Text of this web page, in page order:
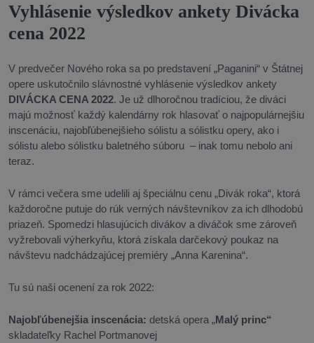
Vyhlásenie výsledkov ankety Divácka
cena 2022
V predvečer Nového roka sa po predstavení „Paganini“ v Štátnej
opere uskutočnilo slávnostné vyhlásenie výsledkov ankety
DIVÁCKA CENA 2022. Je už dlhoročnou tradíciou, že diváci
majú možnosť každý kalendárny rok hlasovať o najpopulárnejšiu
inscenáciu, najobľúbenejšieho sólistu a sólistku opery, ako i
sólistu alebo sólistku baletného súboru – inak tomu nebolo ani
teraz.
V rámci večera sme udelili aj špeciálnu cenu „Divák roka“, ktorá
každoročne putuje do rúk verných návštevníkov za ich dlhodobú
priazeň. Spomedzi hlasujúcich divákov a diváčok sme zároveň
vyžrebovali výherkyňu, ktorá získala darčekový poukaz na
návštevu nadchádzajúcej premiéry „Anna Karenina“.
Tu sú naši ocenení za rok 2022:
Najobľúbenejšia inscenácia: detská opera „Malý princ“
skladateľky Rachel Portmanovej